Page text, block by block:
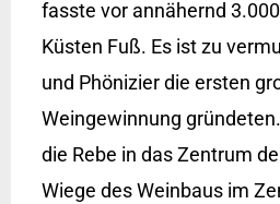
fasste vor annähernd
Küsten Fuß. Es ist zu
und Phönizier die ersten
Weingewinnung
die Rebe in das Zentrum
Wiege des Weinbaus im